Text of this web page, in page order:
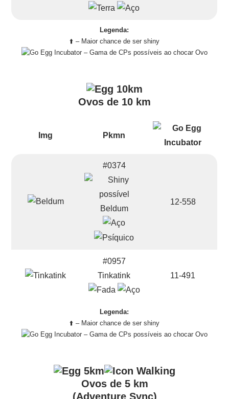
Legenda:
⬆️ – Maior chance de ser shiny
– Gama de CPs possíveis ao chocar Ovo
Ovos de 10 km
Img Pkmn
#0374
Beldum
12-558
#0957
Tinkatink
11-491
Legenda:
⬆️ – Maior chance de ser shiny
– Gama de CPs possíveis ao chocar Ovo
Ovos de 5 km
(Adventure Sync)